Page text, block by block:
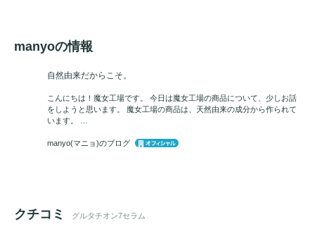
manyoの情報
自然由来だからこそ。
こんにちは！魔女工場です。 今日は魔女工場の商品について、少しお話
をしようと思います。 魔女工場の商品は、天然由来の成分から作られて
います。 …
manyo(マニョ)のブログ
クチコミ グルタチオン7セラム